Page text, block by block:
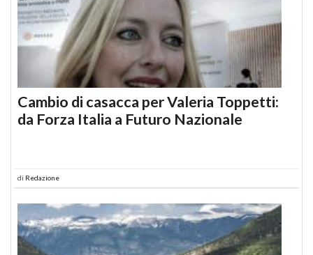
Cambio di casacca per Valeria Toppetti:
da Forza Italia a Futuro Nazionale
di Redazione